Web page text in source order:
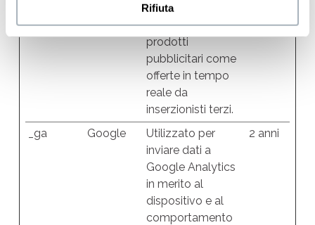
Rifiuta
Inc.
Facebook per
fornire una serie di
prodotti
pubblicitari come
offerte in tempo
reale da
inserzionisti terzi.
_ga Google
Utilizzato per
inviare dati a
Google Analytics
in merito al
dispositivo e al
comportamento
2 anni